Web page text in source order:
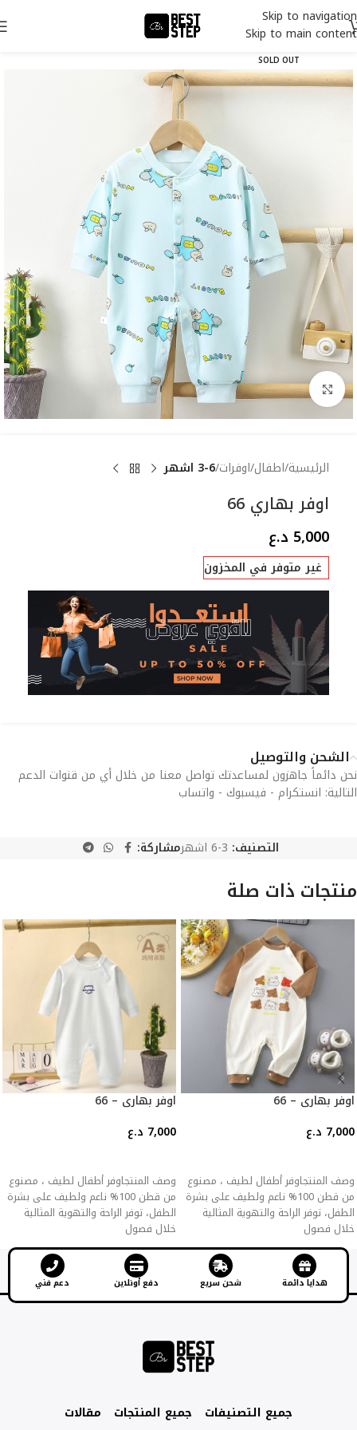
Skip to navigation
Skip to main content
SOLD OUT
Click to enlarge
الرئيسية اطفال اوفرات 3-6 اشهر
اوفر بهاري 66
5,000 د.ع
غير متوفر في المخزون
الشحن والتوصيل
نحن دائماً جاهزون لمساعدتك تواصل معنا من خلال أي من قنوات الدعم
التالية: انستكرام - فيسبوك - واتساب
التصنيف: 3-6 اشهر مشاركة:
منتجات ذات صلة
اوفر بهاري – 66
7,000 د.ع
وصف المنتجاوفر أطفال لطيف ، مصنوع
من قطن 100% ناعم ولطيف على بشرة
الطفل، توفر الراحة والتهوية المثالية
خلال فصول
اوفر بهاري – 66
7,000 د.ع
وصف المنتجاوفر أطفال لطيف ، مصنوع
من قطن 100% ناعم ولطيف على بشرة
الطفل، توفر الراحة والتهوية المثالية
خلال فصول
هدايا دائمة شحن سريع دفع أونلاين دعم فني
جميع التصنيفات جميع المنتجات مقالات